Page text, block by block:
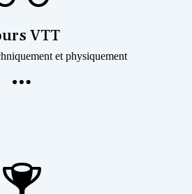
VTT
et physiquement